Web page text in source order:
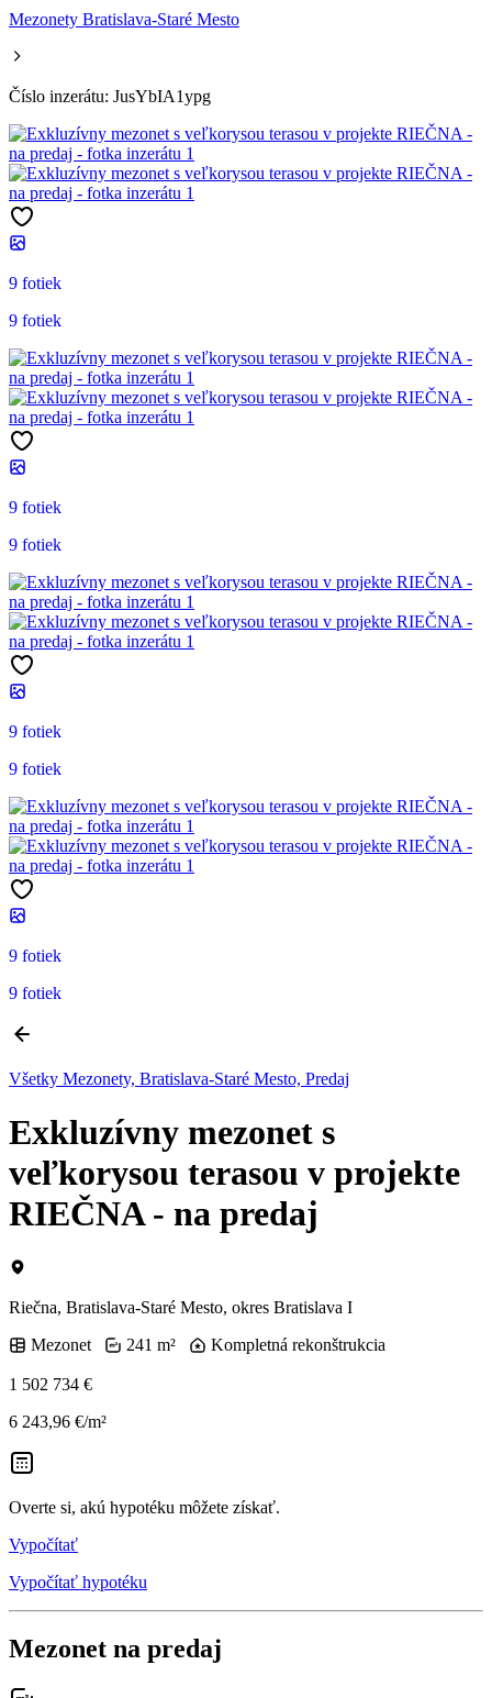
Mezonety Bratislava-Staré Mesto
Číslo inzerátu: JusYbIA1ypg
9 fotiek
9 fotiek
9 fotiek
9 fotiek
9 fotiek
9 fotiek
9 fotiek
9 fotiek
Všetky Mezonety, Bratislava-Staré Mesto, Predaj
Exkluzívny mezonet s
veľkorysou terasou v projekte
RIEČNA - na predaj
Riečna, Bratislava-Staré Mesto, okres Bratislava I
Mezonet
241 m² Kompletná rekonštrukcia
1 502 734 €
6 243,96 €/m²
Overte si, akú hypotéku môžete získať.
Vypočítať
Vypočítať hypotéku
Mezonet na predaj